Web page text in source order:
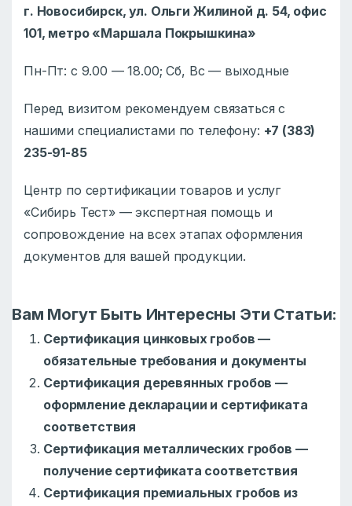
г. Новосибирск, ул. Ольги Жилиной д. 54, офис
101, метро «Маршала Покрышкина»
Пн-Пт: с 9.00 — 18.00; Сб, Вс — выходные
Перед визитом рекомендуем связаться с
нашими специалистами по телефону: +7 (383)
235-91-85
Центр по сертификации товаров и услуг
«Сибирь Тест» — экспертная помощь и
сопровождение на всех этапах оформления
документов для вашей продукции.
Вам Могут Быть Интересны Эти Статьи:
Сертификация цинковых гробов —
обязательные требования и документы
Сертификация деревянных гробов —
оформление декларации и сертификата
соответствия
Сертификация металлических гробов —
получение сертификата соответствия
Сертификация премиальных гробов из